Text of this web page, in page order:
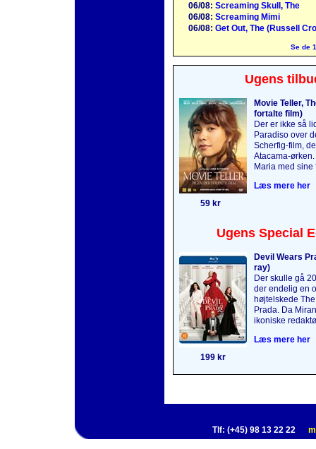
06/08: Screaming Skull, The
06/08: Screaming Mimi
06/08: Get Out, The (Russell
Se de
Ugens
Movie Teller,
fortalte film)
Der er ikke så
Paradiso over
Scherfig-film,
Atacama-
Maria med
Læs mere her
59 kr
Ugens Special
Devil Wears
ray)
Der skulle gå
der endelig en
højtelskede
Prada. Da
ikoniske
Læs mere her
199 kr
Tlf: (+45) 98 13 22 22